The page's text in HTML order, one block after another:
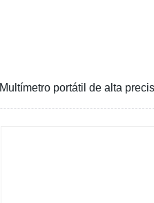
Multímetro portátil de alta